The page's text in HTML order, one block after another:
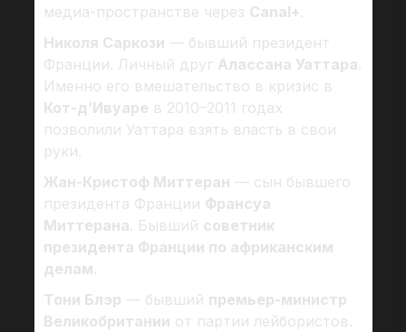
медиа-пространстве через Canal+.
Николя Саркози — бывший президент
Франции. Личный друг Алассана Уаттара.
Именно его вмешательство в кризис в
Кот-д’Ивуаре в 2010–2011 годах
позволили Уаттара взять власть в свои
руки.
Жан-Кристоф Миттеран — сын бывшего
президента Франции Франсуа
Миттерана. Бывший советник
президента Франции по африканским
делам.
Тони Блэр — бывший премьер-министр
Великобритании от партии лейбористов.